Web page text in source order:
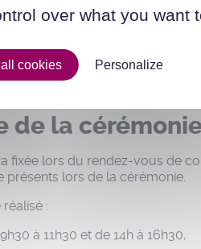
des parents
ou divorcé qui détient
des parrains et des
des parrains et des marraines
de la
fixée lors du rendez-vous de
présents lors de la cérémonie.
:
à 11h30 et de 14h à 16h30,
over what you want
cookies Personalize